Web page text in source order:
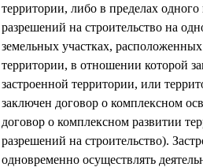
территории, либо в пределах
разрешений на строительство на
земельных участках,
территории, в отношении которой
застроенной территории, или
заключен договор о комплексном
договор о комплексном развитии
разрешений на строительство).
одновременно осуществлять